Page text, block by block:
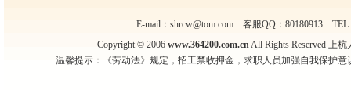
E-mail：shrcw@tom.com 客服QQ：80180913
Copyright © 2006 www.364200.com.cnAll Rights Reserved
温馨提示：《劳动法》规定，招工禁收押金，求职人员加强自我保护